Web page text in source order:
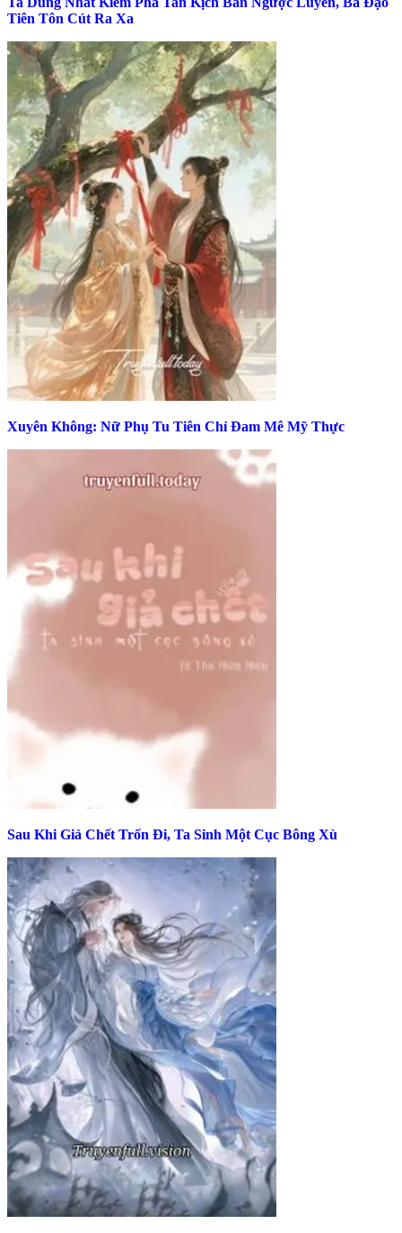
Tiên Tôn Cút Ra Xa
Xuyên Không: Nữ Phụ Tu Tiên Chỉ Đam Mê Mỹ Thực
Sau Khi Giả Chết Trốn Đi, Ta Sinh Một Cục Bông Xù